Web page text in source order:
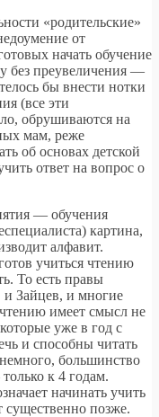
«родительские»
от
начать обучение
без преувеличения —
бы внести нотки
(все эти
обрушиваются на
мам, реже
об основах детской
ответ на вопрос о
— обучения
картина,
алфавит.
учиться чтению
То есть правы
Зайцев, и многие
имеет смысл не
уже в год с
и способны читать
большинство
к 4 годам.
начинать учить
существенно позже.